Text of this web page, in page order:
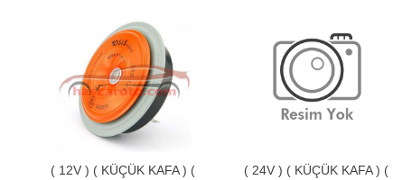
( 12V ) ( KÜÇÜK KAFA ) (
( 24V ) ( KÜÇÜK KAFA ) (